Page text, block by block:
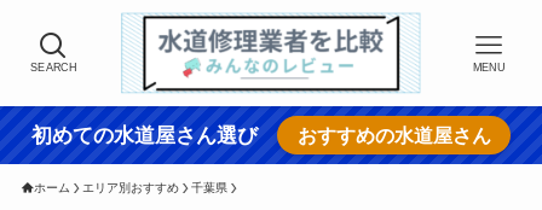
SEARCH MENU
初めての水道屋さん選び おすすめの水道屋さん
ホーム エリア別おすすめ 千葉県